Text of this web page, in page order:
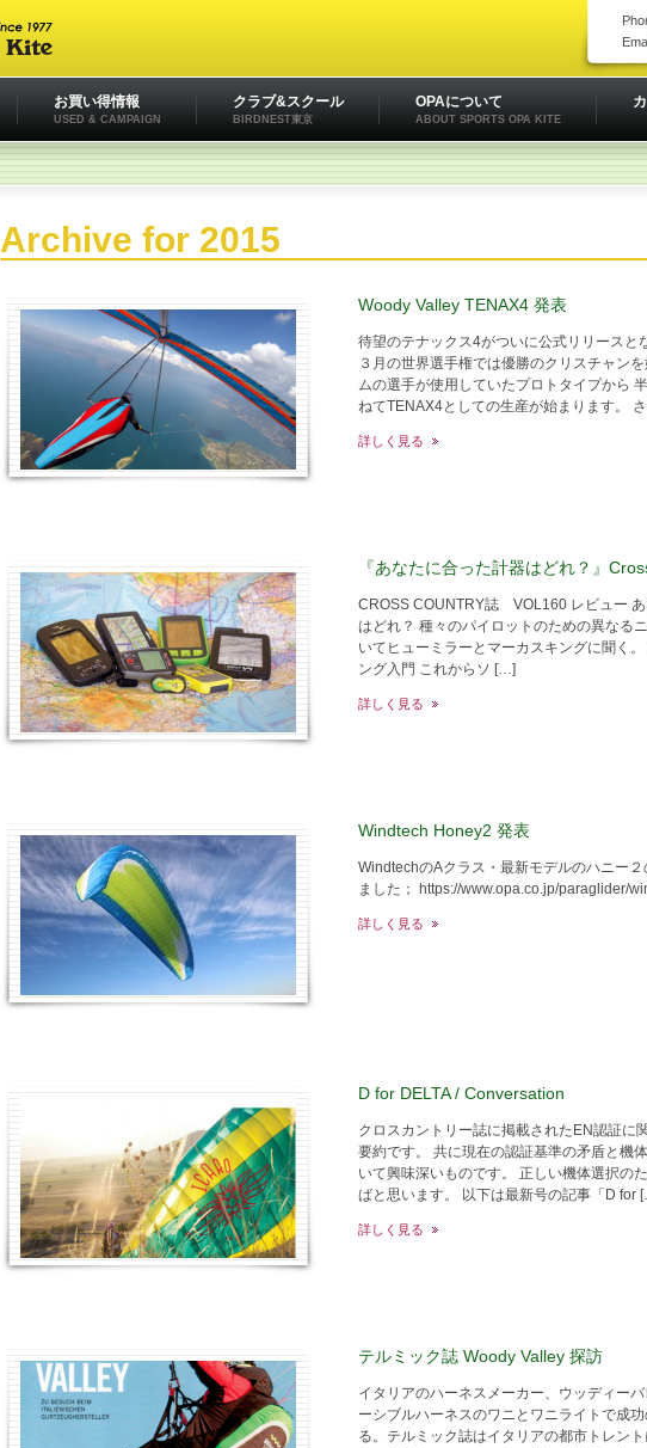
お買い得情報
USED & CAMPAIGN
クラブ&スクール
BIRDNEST東京
OPAについて
ABOUT SPORTS OPA KITE
Archive for 2015
Woody Valley TENAX4 発表
待望のテナックス4がついに公式リリースと
３月の世界選手権では優勝のクリスチャン
ムの選手が使用していたプロトタイプから
ねてTENAX4としての生産が始まります。
詳しく見る
『あなたに合った計器はどれ？』
CROSS COUNTRY誌 VOL160 レビュー
はどれ？ 種々のパイロットのための異なる
いてヒューミラーとマーカスキングに聞く
ング入門 これからソ […]
詳しく見る
Windtech Honey2 発表
WindtechのAクラス・最新モデルのハニー２
ました； https://www.opa.co.jp/paraglider/
詳しく見る
D for DELTA / Conversation
クロスカントリー誌に掲載されたEN認証に
要約です。 共に現在の認証基準の矛盾と機
いて興味深いものです。 正しい機体選択の
ばと思います。 以下は最新号の記事「D for
詳しく見る
テルミック誌 Woody Valley 探訪
イタリアのハーネスメーカー、ウッディー
ーシブルハーネスのワニとワニライトで成
る。テルミック誌はイタリアの都市トレン